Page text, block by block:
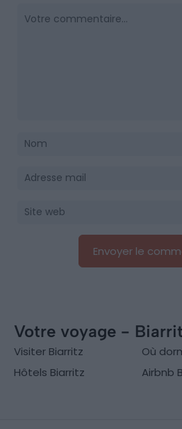
Votre voyage -
Visiter Biarritz
Où
Hôtels Biarritz
Airbnb